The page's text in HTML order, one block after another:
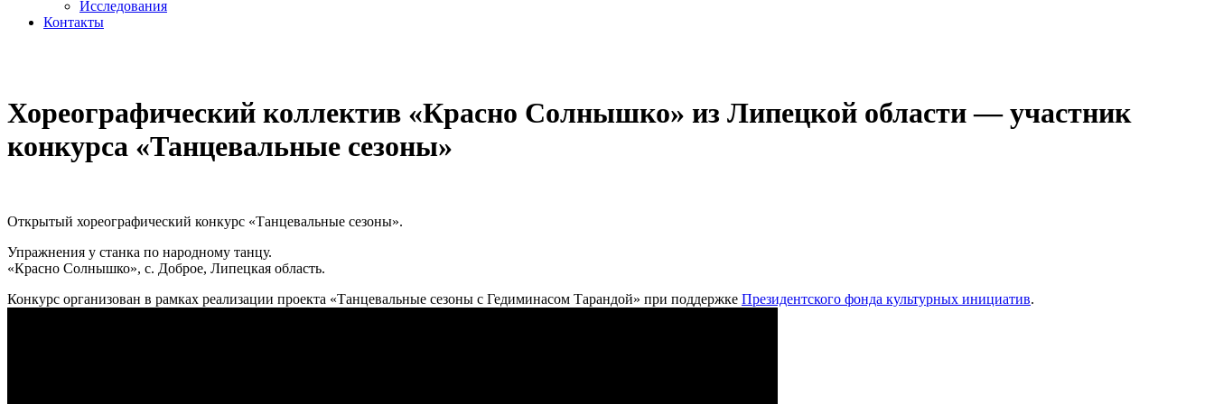
Исследования
Контакты
Хореографический коллектив «Красно Солнышко» из Липецкой области — участник
конкурса «Танцевальные сезоны»
Открытый хореографический конкурс «Танцевальные сезоны».
Упражнения у станка по народному танцу.
«Красно Солнышко», с. Доброе, Липецкая область.
Конкурс организован в рамках реализации проекта «Танцевальные сезоны с Гедиминасом Тарандой» при поддержке Президентского фонда культурных инициатив.